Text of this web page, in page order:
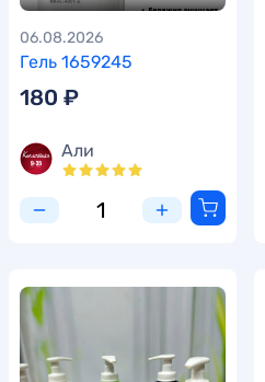
Гель 1659245
06.08.2026
180 ₽
Али